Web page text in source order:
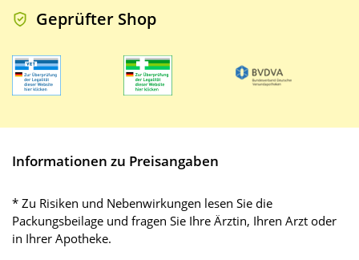
Geprüfter Shop
Informationen zu Preisangaben
* Zu Risiken und Nebenwirkungen lesen Sie die
Packungsbeilage und fragen Sie Ihre Ärztin, Ihren Arzt oder
in Ihrer Apotheke.